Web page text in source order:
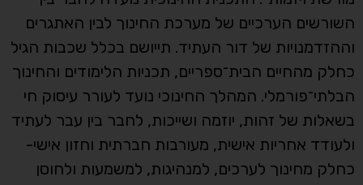
השורשים הערכיים של מערכת החינוך לבין האתגרים
וההזדמנויות של דור העתיד. תייושם בכלל שכבות הגיל
כחלק מהחיים הבית־ספריים, תכניות הלימודים והחינוך
הבלתי־פורמלי. המהלך החינוכי נועד לעורר עיסוק חי
בשאלות של זהות, יוזמה ושייכות, לחבר בין עבר לעתיד
ולעודד אחריות אישית, מעורבות חברתית וחזון אישי-
כחלק מחינוך לערכים, למנהיגות, למשמעות ולחוסן